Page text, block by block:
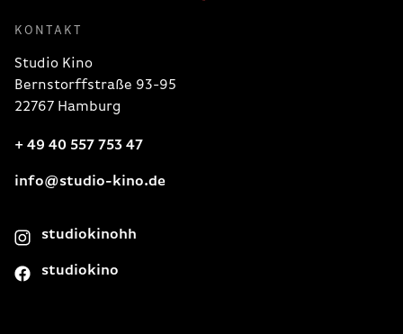
KONTAKT
Studio Kino
Bernstorffstraße 93-95
22767 Hamburg
+ 49 40 557 753 47
info@studio-kino.de
studiokinohh
studiokino